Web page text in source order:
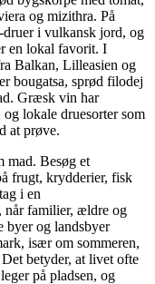
og mizithra. På
druer i vulkansk jord, og
en lokal favorit. I
Balkan, Lilleasien og
bougatsa, sprød filodej
Græsk vin har
lokale druesorter som
at prøve.
mad. Besøg et
frugt, krydderier, fisk
i en
når familier, ældre og
byer og landsbyer
især om sommeren,
betyder, at livet ofte
på pladsen, og